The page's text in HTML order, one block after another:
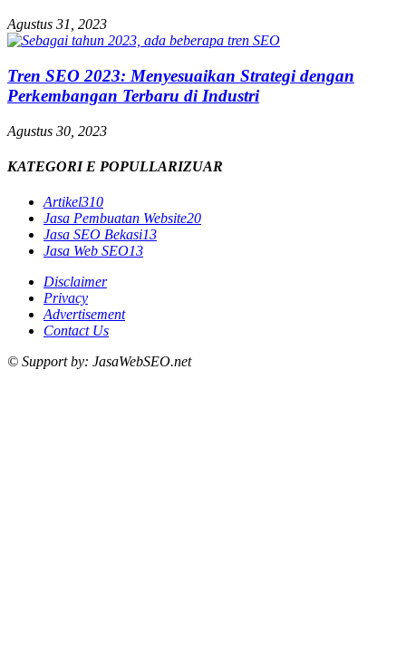
Agustus 31, 2023
Tren SEO 2023: Menyesuaikan Strategi dengan
Perkembangan Terbaru di Industri
Agustus 30, 2023
KATEGORI E POPULLARIZUAR
Artikel310
Jasa Pembuatan Website20
Jasa SEO Bekasi13
Jasa Web SEO13
Disclaimer
Privacy
Advertisement
Contact Us
© Support by: JasaWebSEO.net